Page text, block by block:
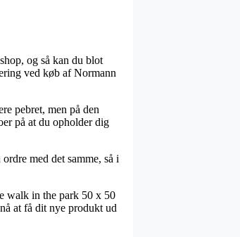
og så kan du blot
ved køb af Normann
pebret, men på den
på at du opholder dig
med det samme, så i
walk in the park 50 x 50
at få dit nye produkt ud